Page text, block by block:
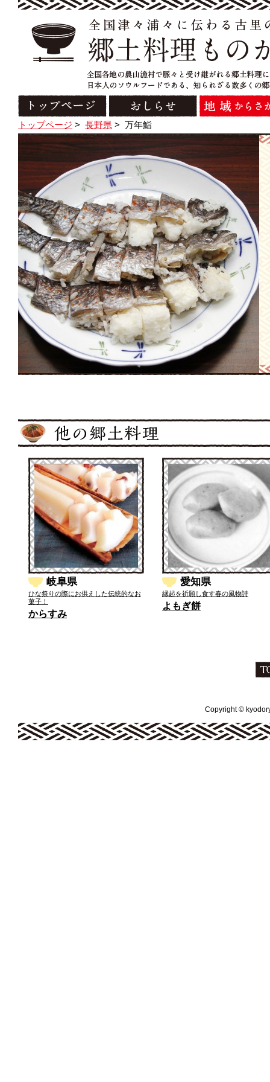
トップページ > 長野県 > 万年鮨
岐阜県
ひな祭りの際にお供えした伝統的なお
菓子！
からすみ
愛知県
縁起を祈願し食す春の風物詩
よもぎ餅
Copyright ©